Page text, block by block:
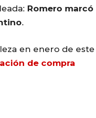
Romero marcó
.
en enero de este
de compra